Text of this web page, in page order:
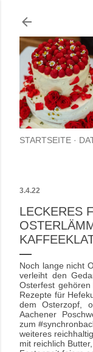
STARTSEITE
3.4.22
LECKERES
Noch lange nicht
verleiht den
Osterfest
Rezepte für
dem Osterzopf,
Aachener
zum
weiteres
mit reichlich